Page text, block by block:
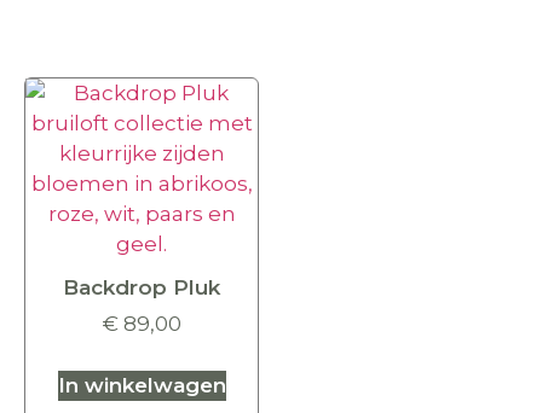
Backdrop Pluk
€ 89,00
In winkelwagen